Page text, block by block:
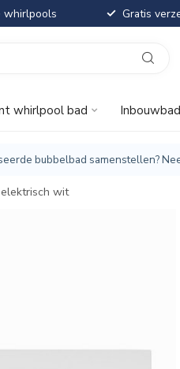
whirlpools Gratis
whirlpool bad Inbouwbad
bubbelbad samenstellen?
wit